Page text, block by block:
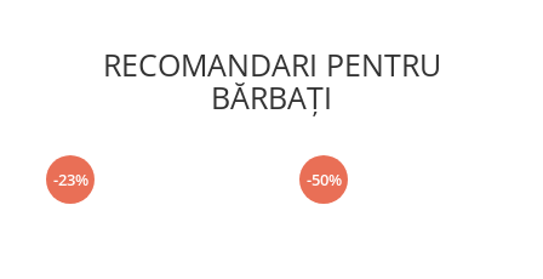
RECOMANDARI PENTRU
BĂRBAŢI
-23% -50%